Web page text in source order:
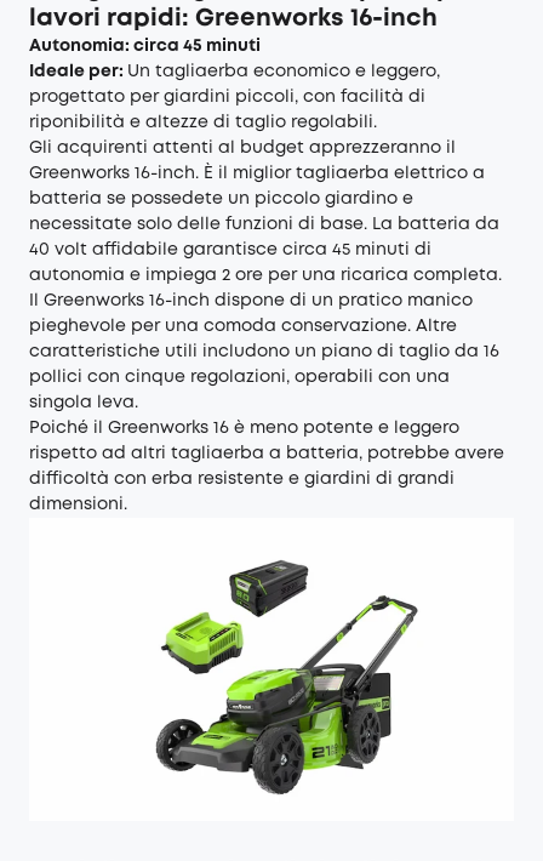
lavori rapidi: Greenworks 16-inch
Autonomia: circa 45 minuti
Ideale per: Un tagliaerba economico e leggero,
progettato per giardini piccoli, con facilità di
riponibilità e altezze di taglio regolabili.
Gli acquirenti attenti al budget apprezzeranno il
Greenworks 16-inch. È il miglior tagliaerba elettrico a
batteria se possedete un piccolo giardino e
necessitate solo delle funzioni di base. La batteria da
40 volt affidabile garantisce circa 45 minuti di
autonomia e impiega 2 ore per una ricarica completa.
Il Greenworks 16-inch dispone di un pratico manico
pieghevole per una comoda conservazione. Altre
caratteristiche utili includono un piano di taglio da 16
pollici con cinque regolazioni, operabili con una
singola leva.
Poiché il Greenworks 16 è meno potente e leggero
rispetto ad altri tagliaerba a batteria, potrebbe avere
difficoltà con erba resistente e giardini di grandi
dimensioni.